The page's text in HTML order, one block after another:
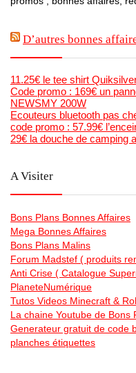
D’autres bonnes
11.25€ le tee shirt
Code promo : 169€ un
NEWSMY 200W
Ecouteurs bluetooth pas
code promo : 57.99€
29€ la douche de camping
A Visiter
Bons Plans Bonnes Affaires
Mega Bonnes Affaires
Bons Plans Malins
Forum Madstef ( produits
Anti Crise ( Catalogue
PlaneteNumérique
Tutos Videos Minecraft &
La chaine Youtube de Bons
Generateur gratuit de code
planches étiquettes